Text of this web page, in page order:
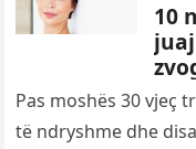
10
Pas moshës 30 vjeç
të ndryshme dhe